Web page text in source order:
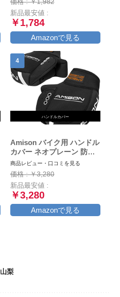
新品最安値 :
￥1,784
Amazonで見る
ハンドルカバー
Amison バイク用 ハンドル
カバー ネオプレーン 防寒
防水 防風 ハンドルウォー
マー 保温 反射コーティン
グ付き
商品レビュー・口コミを見る
価格 : ￥3,280
新品最安値 :
￥3,280
Amazonで見る
山梨